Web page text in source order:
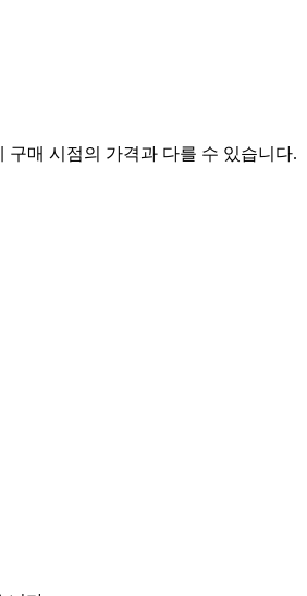
매 시점의 가격과 다를 수 있습니다.